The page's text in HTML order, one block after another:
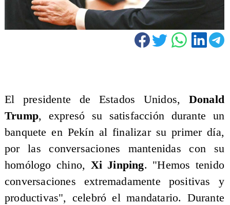
El presidente de Estados Unidos, Donald
Trump, expresó su satisfacción durante un
banquete en Pekín al finalizar su primer día,
por las conversaciones mantenidas con su
homólogo chino, Xi Jinping. "Hemos tenido
conversaciones extremadamente positivas y
productivas", celebró el mandatario. Durante